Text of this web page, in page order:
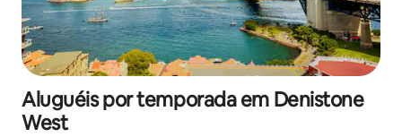
Aluguéis por temporada em Denistone
West